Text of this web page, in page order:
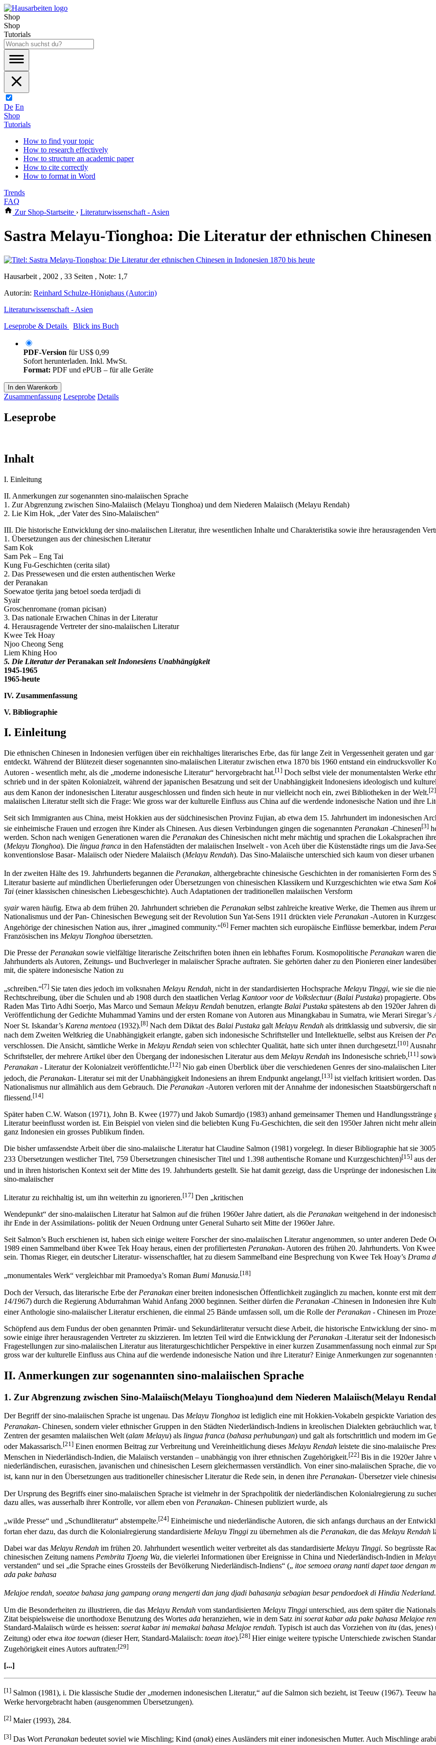
Shop
Shop
Tutorials
De En
Shop
Tutorials
How to find your topic
How to research effectively
How to structure an academic paper
How to cite correctly
How to format in Word
Trends
FAQ
Zur Shop-Startseite › Literaturwissenschaft - Asien
Sastra Melayu-Tionghoa: Die Literatur der ethnischen Chinesen
Hausarbeit , 2002 , 33 Seiten , Note: 1,7
Autor:in: Reinhard Schulze-Hönighaus (Autor:in)
Literaturwissenschaft - Asien
Leseprobe & Details
Blick ins Buch
PDF-Version fürUS$ 0,99
Sofort herunterladen. Inkl. MwSt.
Format: PDF und ePUB – für alle Geräte
In den Warenkorb
Zusammenfassung Leseprobe Details
Leseprobe
Inhalt
I. Einleitung
II. Anmerkungen zur sogenannten sino-malaiischen Sprache
1. Zur Abgrenzung zwischen Sino-Malaiisch (Melayu Tionghoa) und dem Niederen Malaiisch (Melayu Rendah)
2. Lie Kim Hok, „der Vater des Sino-Malaiischen“
III. Die historische Entwicklung der sino-malaiischen Literatur, ihre wesentlichen Inhalte und Charakteristika sowie ihre herausragenden
1. Übersetzungen aus der chinesischen Literatur
Sam Kok
Sam Pek – Eng Tai
Kung Fu-Geschichten (cerita silat)
2. Das Pressewesen und die ersten authentischen Werke
der Peranakan
Soewatoe tjerita jang betoel soeda terdjadi di
Syair
Groschenromane (roman picisan)
3. Das nationale Erwachen Chinas in der Literatur
4. Herausragende Vertreter der sino-malaiischen Literatur
Kwee Tek Hoay
Njoo Cheong Seng
Liem Khing Hoo
5. Die Literatur derPeranakan seit Indonesiens Unabhängigkeit
1945-1965
1965-heute
IV. Zusammenfassung
V. Bibliographie
I. Einleitung
Die ethnischen Chinesen in Indonesien verfügen über ein reichhaltiges literarisches Erbe, das für lange Zeit in Vergessenheit geraten und
entdeckt. Während der Blütezeit dieser sogenannten sino-malaiischen Literatur zwischen etwa 1870 bis 1960 entstand ein eindrucksvoller
Autoren - wesentlich mehr, als die „moderne indonesische Literatur“ hervorgebracht hat.[1] Doch selbst viele der monumentalsten Werke
schrieb und in der späten Kolonialzeit, während der japanischen Besatzung und seit der Unabhängigkeit Indonesiens ideologisch und
aus dem Kanon der indonesischen Literatur ausgeschlossen und finden sich heute in nur vielleicht noch ein, zwei Bibliotheken in der Welt.[2]
malaiischen Literatur stellt sich die Frage: Wie gross war der kulturelle Einfluss aus China auf die werdende indonesische Nation und ihre
Seit sich Immigranten aus China, meist Hokkien aus der südchinesischen Provinz Fujian, ab etwa dem 15. Jahrhundert im indonesischen
sie einheimische Frauen und erzogen ihre Kinder als Chinesen. Aus diesen Verbindungen gingen die sogenannten Peranakan -Chinesen[3]
werden. Schon nach wenigen Generationen waren die Peranakan des Chinesischen nicht mehr mächtig und sprachen die Lokalsprachen
(Melayu Tionghoa). Die lingua franca in den Hafenstädten der malaiischen Inselwelt - von Aceh über die Küstenstädte rings um die Java-
konventionslose Basar- Malaiisch oder Niedere Malaiisch (Melayu Rendah). Das Sino-Malaiische unterschied sich kaum von dieser urbanen
In der zweiten Hälte des 19. Jahrhunderts begannen die Peranakan, althergebrachte chinesische Geschichten in der romanisierten Form des
Literatur basierte auf mündlichen Überlieferungen oder Übersetzungen von chinesischen Klassikern und Kurzgeschichten wie etwa Sam
Tai (einer klassischen chinesischen Liebesgeschichte). Auch Adaptationen der traditionellen malaiischen Versform
syairwaren häufig. Etwa ab dem frühen 20. Jahrhundert schrieben die Peranakan selbst zahlreiche kreative Werke, die Themen aus ihrem
Nationalismus und der Pan- Chinesischen Bewegung seit der Revolution Sun Yat-Sens 1911 drückten viele Peranakan -Autoren in
Angehörige der chinesischen Nation aus, ihrer „imagined community.“[6] Ferner machten sich europäische Einflüsse bemerkbar, indem
Französischen ins Melayu Tionghoa übersetzten.
Die Presse der Peranakan sowie vielfältige literarische Zeitschriften boten ihnen ein lebhaftes Forum. Kosmopolitische Peranakan waren
Jahrhunderts als Autoren, Zeitungs- und Buchverleger in malaiischer Sprache auftraten. Sie gehörten daher zu den Pionieren einer
mit, die spätere indonesische Nation zu
„schreiben.“[7] Sie taten dies jedoch im volksnahen Melayu Rendah, nicht in der standardisierten Hochsprache Melayu Tinggi, wie sie die
Rechtschreibung, über die Schulen und ab 1908 durch den staatlichen Verlag Kantoor voor de Volkslectuur(Balai Pustaka) propagierte.
Raden Mas Tirto Adhi Soerjo, Mas Marco und Semaun Melayu Rendah benutzen, erlangte Balai Pustaka spätestens ab den 1920er Jahren
Veröffentlichung der Gedichte Muhammad Yamins und der ersten Romane von Autoren aus Minangkabau in Sumatra, wie Merari Siregar’s
Noer St. Iskandar’s Karena mentoea (1932).[8] Nach dem Diktat des Balai Pustaka galtMelayu Rendah als drittklassig und subversiv, die
nach dem Zweiten Weltkrieg die Unabhängigkeit erlangte, gaben sich indonesische Schriftsteller und Intellektuelle, selbst aus Kreisen der
verschlossen. Die Ansicht, sämtliche Werke in Melayu Rendah seien von schlechter Qualität, hatte sich unter ihnen durchgesetzt.[10]
Schriftsteller, der mehrere Artikel über den Übergang der indonesischen Literatur aus dem Melayu Rendah ins Indonesische schrieb,[11]
Peranakan - Literatur der Kolonialzeit veröffentlichte.[12] Nio gab einen Überblick über die verschiedenen Genres der sino-malaiischen
jedoch, die Peranakan- Literatur sei mit der Unabhängigkeit Indonesiens an ihrem Endpunkt angelangt,[13] ist vielfach kritisiert worden.
Nationalismus nur allmählich aus dem Gebrauch. Die Peranakan -Autoren verloren mit der Annahme der indonesischen
fliessend.[14]
Später haben C.W. Watson (1971), John B. Kwee (1977) und Jakob Sumardjo (1983) anhand gemeinsamer Themen und
Literatur beeinflusst worden ist. Ein Beispiel von vielen sind die beliebten Kung Fu-Geschichten, die seit den 1950er Jahren nicht mehr
ganz Indonesien ein grosses Publikum finden.
Die bisher umfassendste Arbeit über die sino-malaiische Literatur hat Claudine Salmon (1981) vorgelegt. In dieser Bibliographie hat sie
233 Übersetzungen westlicher Titel, 759 Übersetzungen chinesischer Titel und 1.398 authentische Romane und Kurzgeschichten)[15] aus
und in ihren historischen Kontext seit der Mitte des 19. Jahrhunderts gestellt. Sie hat damit gezeigt, dass die Ursprünge der indonesischen
sino-malaiischer
Literatur zu reichhaltig ist, um ihn weiterhin zu ignorieren.[17] Den „kritischen
Wendepunkt“ der sino-malaiischen Literatur hat Salmon auf die frühen 1960er Jahre datiert, als die Peranakan weitgehend in der
ihr Ende in der Assimilations- politik der Neuen Ordnung unter General Suharto seit Mitte der 1960er Jahre.
Seit Salmon’s Buch erschienen ist, haben sich einige weitere Forscher der sino-malaiischen Literatur angenommen, so unter anderen
1989 einen Sammelband über Kwee Tek Hoay heraus, einen der profiliertesten Peranakan- Autoren des frühen 20. Jahrhunderts. Von
sein. Thomas Rieger, ein deutscher Literatur- wissenschaftler, hat zu diesem Sammelband eine Besprechung von Kwee Tek Hoay’s Drama
„monumentales Werk“ vergleichbar mit Pramoedya’s Roman Bumi Manusia.[18]
Doch der Versuch, das literarische Erbe der Peranakan einer breiten indonesischen Öffentlichkeit zugänglich zu machen, konnte erst mit
14/1967) durch die Regierung Abdurrahman Wahid Anfang 2000 beginnen. Seither dürfen die Peranakan -Chinesen in Indonesien ihre
einer Anthologie sino-malaiischer Literatur erschienen, die einmal 25 Bände umfassen soll, um die Rolle der Peranakan - Chinesen im
Schöpfend aus dem Fundus der oben genannten Primär- und Sekundärliteratur versucht diese Arbeit, die historische Entwicklung der sino-
sowie einige ihrer herausragenden Vertreter zu skizzieren. Im letzten Teil wird die Entwicklung der Peranakan -Literatur seit der
Fragestellungen zur sino-malaiischen Literatur aus literaturgeschichtlicher Perspektive in einer kurzen Zusammenfassung noch einmal zur
gross war der kulturelle Einfluss aus China auf die werdende indonesische Nation und ihre Literatur? Einige Anmerkungen zur sogenannten
II. Anmerkungen zur sogenannten sino-malaiischen Sprache
1. Zur Abgrenzung zwischen Sino-Malaiisch(Melayu Tionghoa)und dem Niederen Malaiisch(Melayu
Der Begriff der sino-malaiischen Sprache ist ungenau. Das Melayu Tionghoa ist lediglich eine mit Hokkien-Vokabeln gespickte Variation des
Peranakan- Chinesen, sondern vieler ethnischer Gruppen in den Städten Niederländisch-Indiens in kreolischen Dialekten gebräuchlich war,
Zentren der gesamten malaiischen Welt (alam Melayu) als lingua franca (bahasa perhubungan) und galt als fortschrittlich und modern im
oder Makassarisch.[21] Einen enormen Beitrag zur Verbreitung und Vereinheitlichung dieses Melayu Rendah leistete die sino-malaiische
Menschen in Niederländisch-Indien, die Malaiisch verstanden – unabhängig von ihrer ethnischen Zugehörigkeit.[22] Bis in die 1920er Jahre
niederländischen, eurasischen, javanischen und chinesischen Lesern gleichermassen verständlich. Von einer sino-malaiischen Sprache, die
ist, kann nur in den Übersetzungen aus traditioneller chinesischer Literatur die Rede sein, in denen ihre Peranakan- Übersetzer viele
Der Ursprung des Begriffs einer sino-malaiischen Sprache ist vielmehr in der Sprachpolitik der niederländischen Kolonialregierung zu
dazu alles, was ausserhalb ihrer Kontrolle, vor allem eben von Peranakan- Chinesen publiziert wurde, als
„wilde Presse“ und „Schundliteratur“ abstempelte.[24] Einheimische und niederländische Autoren, die sich anfangs durchaus an der
fortan eher dazu, das durch die Kolonialregierung standardisierte Melayu Tinggi zu übernehmen als die Peranakan, die das Melayu Rendah
Dabei war das Melayu Rendah im frühen 20. Jahrhundert wesentlich weiter verbreitet als das standardisierte Melayu Tinggi. So begrüsste
chinesischen Zeitung namens Pembrita Tjoeng Wa, die vielerlei Informationen über Ereignisse in China und Niederländisch-Indien in
verstanden“ und sei „die Sprache eines Grossteils der Bevölkerung Niederländisch-Indiens“ („ itoe semoea orang nanti dapet taoe dengan
ada pake bahasa
Melajoe rendah, soeatoe bahasa jang gampang orang mengerti dan jang djadi bahasanja sebagian besar pendoedoek di Hindia Nederland.
Um die Besonderheiten zu illustrieren, die das Melayu Rendah vom standardisierten Melayu Tinggi unterschied, aus dem später die
Zitat beispielsweise die unorthodoxe Benutzung des Wortes ada heranziehen, wie in dem Satz ini soerat kabar ada pake bahasa Melajoe
Standard-Malaiisch würde es heissen: soerat kabar ini memakai bahasa Melajoe rendah. Typisch ist auch das Vorziehen von itu (das, jenes)
Zeitung) oder etwa itoe toewan (dieser Herr, Standard-Malaiisch: toean itoe).[28] Hier einige weitere typische Unterschiede zwischen
Zugehörigkeit eines Autors auftraten:[29]
[...]
[1] Salmon (1981), i. Die klassische Studie der „modernen indonesischen Literatur,“ auf die Salmon sich bezieht, ist Teeuw (1967). Teeuw
Werke hervorgebracht haben (ausgenommen Übersetzungen).
[2] Maier (1993), 284.
[3] Das Wort Peranakan bedeutet soviel wie Mischling; Kind (anak) eines Ausländers mit einer indonesischen Mutter. Auch Mischlinge